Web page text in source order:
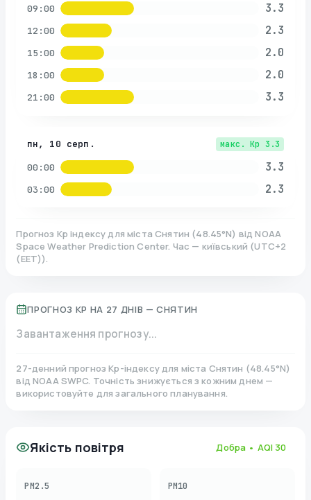
09:00 3.3
12:00 2.3
15:00 2.0
18:00 2.0
21:00 3.3
пн, 10 серп. макс. Kp 3.3
00:00 3.3
03:00 2.3
Прогноз Kp індексу для міста Снятин (48.45°N) від NOAA
Space Weather Prediction Center. Час — київський (UTC+2
(EET)).
ПРОГНОЗ KP НА 27 ДНІВ — СНЯТИН
Завантаження прогнозу...
27-денний прогноз Kp-індексу для міста Снятин (48.45°N)
від NOAA SWPC. Точність знижується з кожним днем —
використовуйте для загального планування.
Якість повітря Добра • AQI 30
PM2.5 PM10